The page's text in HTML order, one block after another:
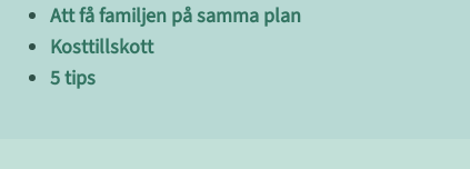
Att få familjen på samma plan
Kosttillskott
5 tips